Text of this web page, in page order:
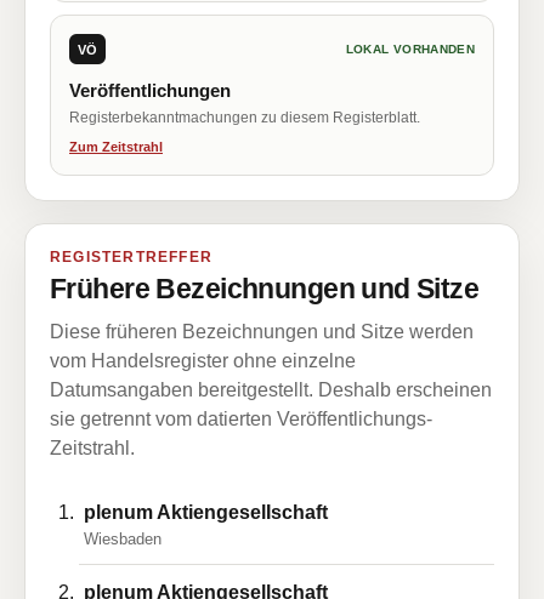
VÖ LOKAL VORHANDEN
Veröffentlichungen
Registerbekanntmachungen zu diesem Registerblatt.
Zum Zeitstrahl
REGISTERTREFFER
Frühere Bezeichnungen und Sitze
Diese früheren Bezeichnungen und Sitze werden
vom Handelsregister ohne einzelne
Datumsangaben bereitgestellt. Deshalb erscheinen
sie getrennt vom datierten Veröffentlichungs-
Zeitstrahl.
plenum AktiengeselIschaft
Wiesbaden
plenum Aktiengesellschaft